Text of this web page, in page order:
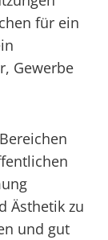
für ein
Gewerbe
Ästhetik zu
und gut